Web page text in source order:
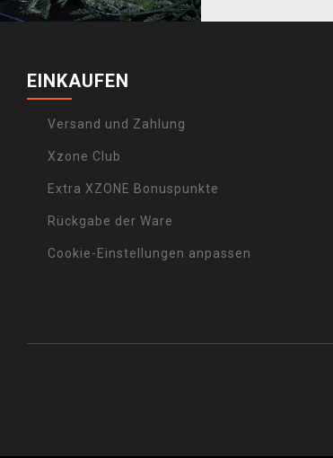
EINKAUFEN
Versand und Zahlung
Xzone Club
Extra XZONE Bonuspunkte
Rückgabe der Ware
Cookie-Einstellungen anpassen